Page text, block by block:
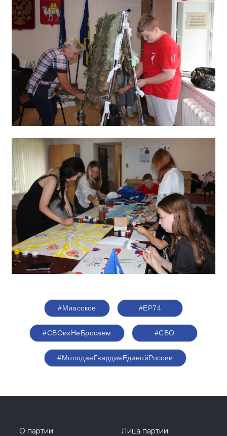
#Миасское #ЕР74
#СВОихНеБросаем #СВО
#МолодаяГвардияЕдинойРоссии
О партии
Лица партии